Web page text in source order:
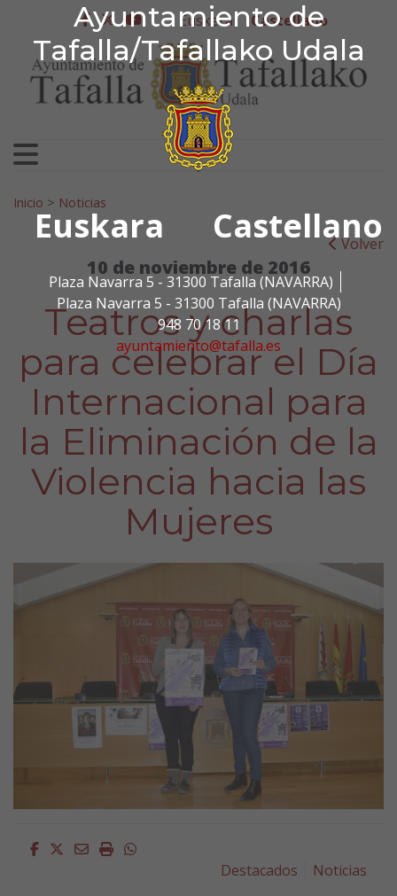
Ayuntamiento de
Tafalla/Tafallako Udala
Euskara Castellano
Plaza Navarra 5 - 31300 Tafalla (NAVARRA)
Plaza Navarra 5 - 31300 Tafalla (NAVARRA)
948 70 18 11
ayuntamiento@tafalla.es
Ir al contenido
Ayuntamiento de
facebook
twitter
youtube
Euskera Castellano
Search for:
Inicio > Noticias
Volver
10 de noviembre de 2016
Teatros y charlas
para celebrar el Día
Internacional para
la Eliminación de la
Violencia hacia las
Mujeres
Facebook
Twitter
EmailImprimirWhatsapp
Destacados
Noticias